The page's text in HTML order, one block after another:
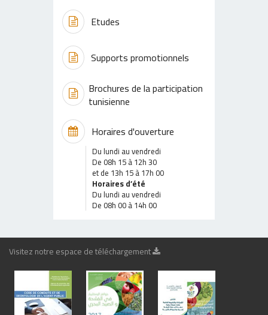
Etudes
Supports promotionnels
Brochures de la participation
tunisienne
Horaires d'ouverture
Du lundi au vendredi
De 08h 15 à 12h 30
et de 13h 15 à 17h 00
Horaires d’été
Du lundi au vendredi
De 08h 00 à 14h 00
Visitez notre espace de téléchargement